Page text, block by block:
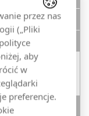
przez nas
(„Pliki
aby
w
preferencje.